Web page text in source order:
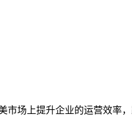
场上提升企业的运营效率